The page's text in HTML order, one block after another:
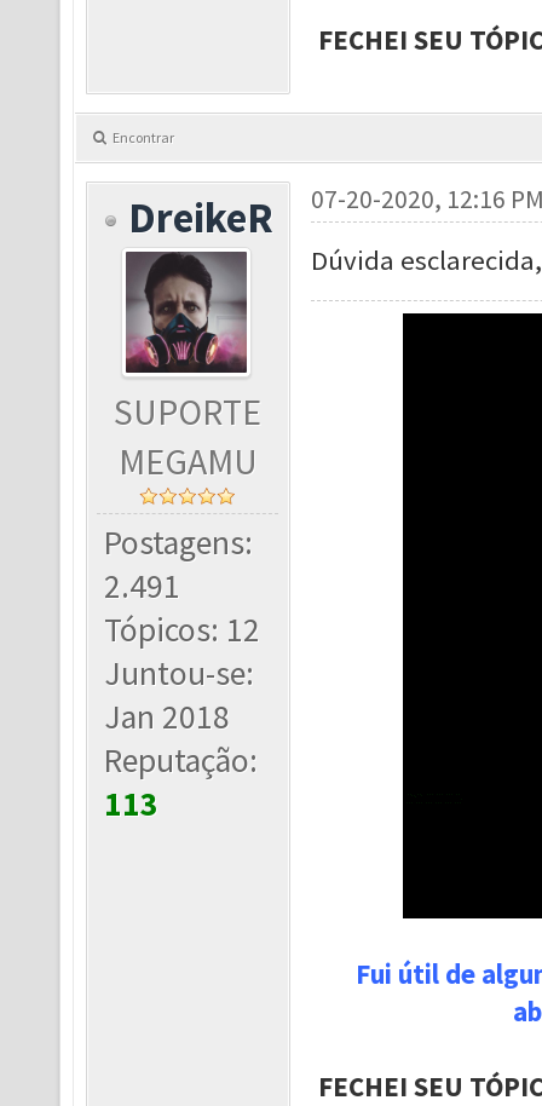
FECHEI SEU
Encontrar
DreikeR
SUPORTE
MEGAMU
Postagens:
2.491
Tópicos: 12
Juntou-se:
Jan 2018
Reputação:
113
07-20-2020, 12:16
Dúvida
Fui útil de
FECHEI SEU